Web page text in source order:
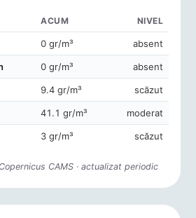
în aerul din Ştefăneştii de Sus
ACUM NIVEL
0 gr/m³ absent
0 gr/m³ absent
9.4 gr/m³ scăzut
41.1 gr/m³ moderat
3 gr/m³ scăzut
CAMS · actualizat periodic